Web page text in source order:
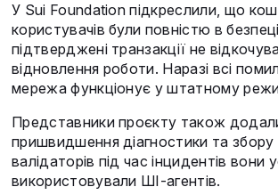
У Sui Foundation підкреслили, що
користувачів були повністю в
підтверджені транзакції не
відновлення роботи. Наразі всі
мережа функціонує у штатному
Представники проєкту також
пришвидшення діагностики та збору
валідаторів під час інцидентів вони
використовували ШІ-агентів.